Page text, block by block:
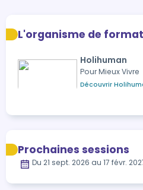
L'organisme de
Holihuman
Pour Mieux Vivre
Découvrir
Prochaines sessions
Du 21 sept. 2026 au 17 févr.